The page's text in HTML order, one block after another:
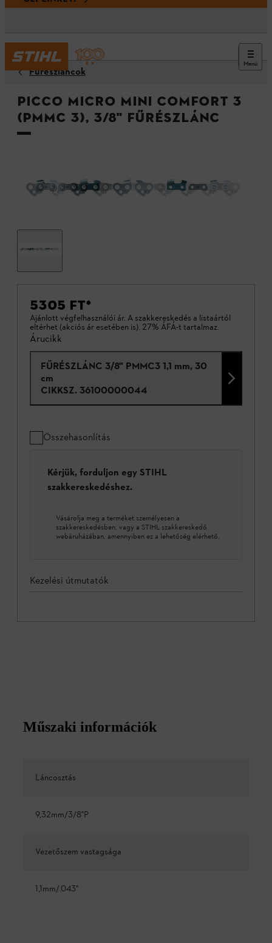
Menü
Fűrészláncok
Picco Micro Mini Comfort 3
(PMMC 3), 3/8" fűrészlánc
5305 FT*
Ajánlott végfelhasználói ár. A szakkereskedés a listaártól
eltérhet (akciós ár esetében is). 27% ÁFÁ-t tartalmaz.
Árucikk
FŰRÉSZLÁNC 3/8" PMMC3 1,1 mm, 30
cm
CIKKSZ. 36100000044
Összehasonlítás
Kérjük, forduljon egy STIHL
szakkereskedéshez.
Vásárolja meg a terméket személyesen a
szakkereskedésben, vagy a STIHL szakkereskedő
webáruházában, amennyiben ez a lehetőség elérhető.
Kezelési útmutatók
Műszaki információk
Láncosztás
9,32mm/3/8"P
Vezetőszem vastagsága
1,1mm/.043"